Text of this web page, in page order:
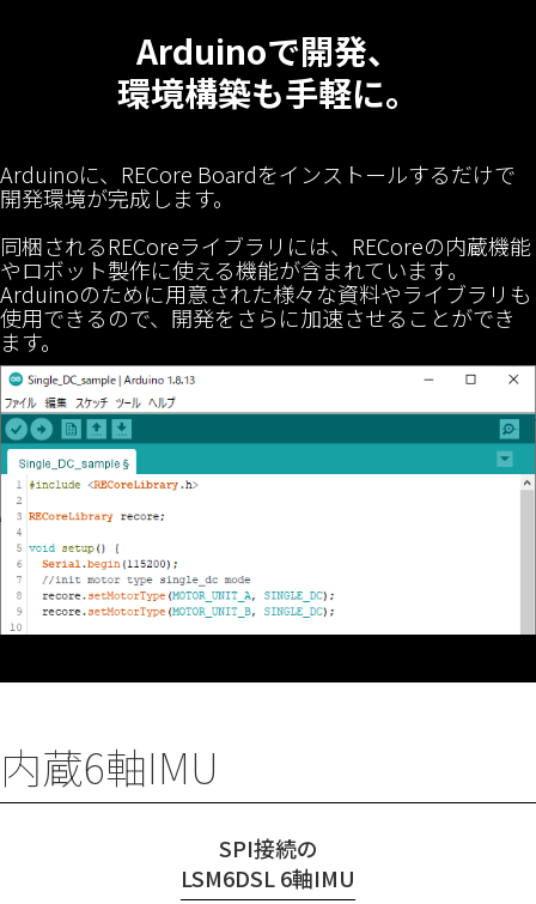
Arduinoで開発、
環境構築も手軽に。
Arduinoに、RECore Boardをインストールするだけで
開発環境が完成します。
同梱されるRECoreライブラリには、RECoreの内蔵機能
やロボット製作に使える機能が含まれています。
Arduinoのために用意された様々な資料やライブラリも
使用できるので、開発をさらに加速させることができ
ます。
内蔵6軸IMU
SPI接続の
LSM6DSL 6軸IMU